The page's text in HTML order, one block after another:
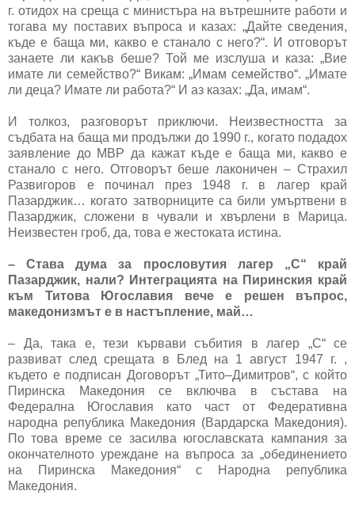
г. отидох на среща с министъра на вътрешните работи и
тогава му поставих въпроса и казах: „Дайте сведения,
къде е баща ми, какво е станало с него?“. И отговорът
занаете ли какъв беше? Той ме изслуша и каза: „Вие
имате ли семейство?“ Викам: „Имам семейство“. „Имате
ли деца? Имате ли работа?“ И аз казах: „Да, имам“.
И толкоз, разговорът приключи. Неизвестността за
съдбата на баща ми продължи до 1990 г., когато подадох
заявление до МВР да кажат къде е баща ми, какво е
станало с него. Отговорът беше лаконичен – Страхил
Развигоров е починал през 1948 г. в лагер край
Пазарджик… когато затворниците са били умъртвени в
Пазарджик, сложени в чували и хвърлени в Марица.
Неизвестен гроб, да, това е жестоката истина.
– Става дума за прословутия лагер „С“ край
Пазарджик, нали? Интеграцията на Пиринския край
към Титова Югославия вече е решен въпрос,
македонизмът е в настъпление, май…
– Да, така е, тези кървави събития в лагер „С“ се
развиват след срещата в Блед на 1 август 1947 г. ,
където е подписан Договорът „Тито–Димитров“, с който
Пиринска Македония се включва в състава на
Федерална Югославия като част от Федеративна
народна република Македония (Вардарска Македония).
По това време се засилва югославската кампания за
окончателното уреждане на въпроса за „обединението
на Пиринска Македония“ с Народна република
Македония.